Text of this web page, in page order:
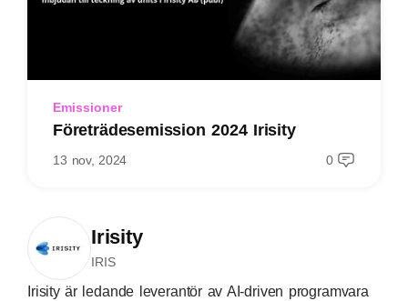
Emissioner
Företrädesemission 2024 Irisity
13 nov, 2024 0
Irisity
IRIS
Irisity är ledande leverantör av AI-driven programvara